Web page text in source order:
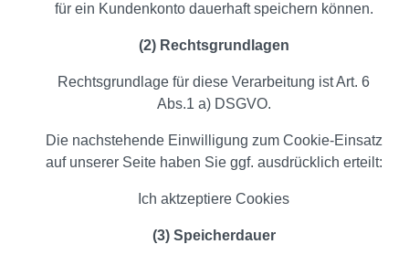
für ein Kundenkonto dauerhaft speichern können.
(2) Rechtsgrundlagen
Rechtsgrundlage für diese Verarbeitung ist Art. 6
Abs.1 a) DSGVO.
Die nachstehende Einwilligung zum Cookie-Einsatz
auf unserer Seite haben Sie ggf. ausdrücklich erteilt:
Ich aktzeptiere Cookies
(3) Speicherdauer